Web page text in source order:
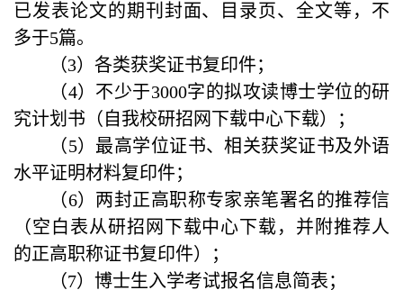
已发表论文的期刊封面、目录页、全文等，不
多于5篇。
（3）各类获奖证书复印件；
（4）不少于3000字的拟攻读博士学位的研
究计划书（自我校研招网下载中心下载）；
（5）最高学位证书、相关获奖证书及外语
水平证明材料复印件；
（6）两封正高职称专家亲笔署名的推荐信
（空白表从研招网下载中心下载，并附推荐人
的正高职称证书复印件）；
（7）博士生入学考试报名信息简表；